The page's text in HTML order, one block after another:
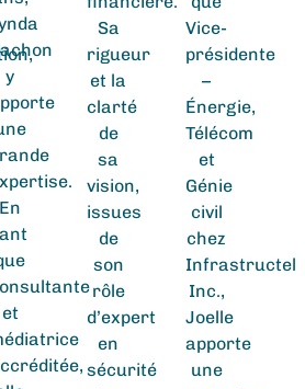
y
En
et
Sa
rigueur
et la
clarté
de
sa
vision,
issues
de
son
rôle
d’expert
en
sécurité
Vice-
présidente
–
Énergie,
Télécom
et
Génie
civil
chez
Infrastructel
Inc.,
Joelle
apporte
une